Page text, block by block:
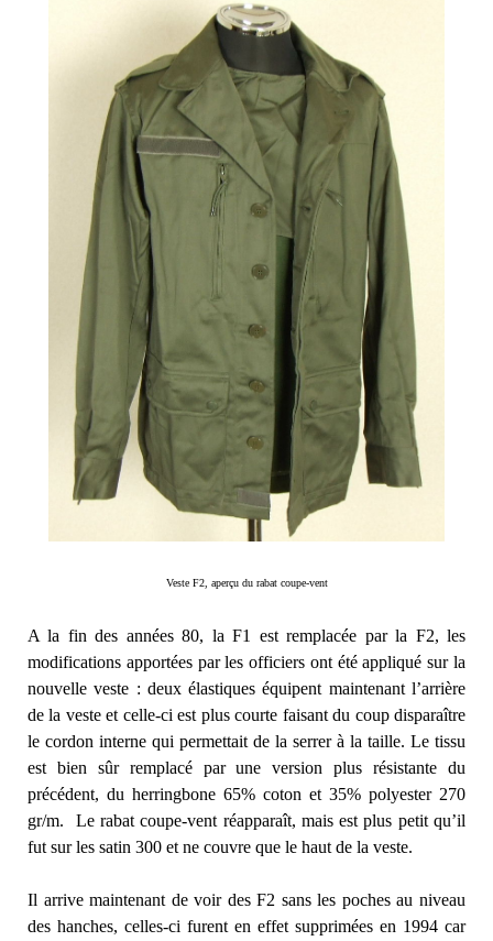
Veste F2, aperçu du rabat coupe-vent
A la fin des années 80, la F1 est remplacée par la F2, les
modifications apportées par les officiers ont été appliqué sur la
nouvelle veste : deux élastiques équipent maintenant l’arrière
de la veste et celle-ci est plus courte faisant du coup disparaître
le cordon interne qui permettait de la serrer à la taille. Le tissu
est bien sûr remplacé par une version plus résistante du
précédent, du herringbone 65% coton et 35% polyester 270
gr/m. Le rabat coupe-vent réapparaît, mais est plus petit qu’il
fut sur les satin 300 et ne couvre que le haut de la veste.
Il arrive maintenant de voir des F2 sans les poches au niveau
des hanches, celles-ci furent en effet supprimées en 1994 car